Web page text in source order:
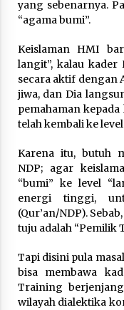
yang sebenarnya.
“agama bumi”.
Keislaman HMI
langit”, kalau
secara aktif dengan
jiwa, dan Dia
pemahaman
telah kembali ke
Karena itu, butuh
NDP; agar
“bumi” ke level
energi tinggi,
(Qur’an/NDP).
tuju adalah “Pemilik
Tapi disini pula
bisa membawa
Training
wilayah dialektika